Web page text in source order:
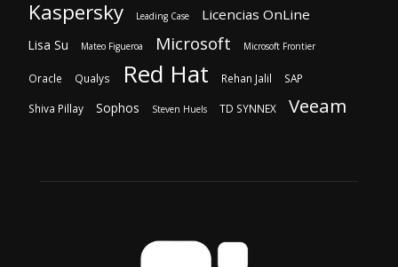
Kaspersky Leading Case Licencias OnLine
Lisa Su Mateo Figueroa Microsoft Microsoft Frontier
Oracle Qualys Red Hat Rehan Jalil SAP
Shiva Pillay Sophos Steven Huels TD SYNNEX Veeam